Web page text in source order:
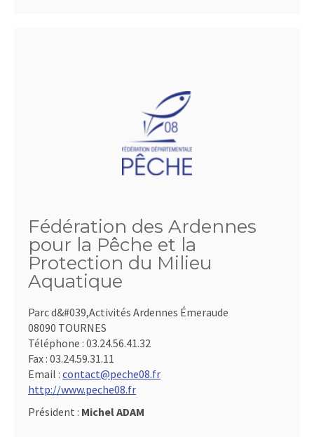
Fédération des Ardennes
pour la Pêche et la
Protection du Milieu
Aquatique
Parc d&#039,Activités Ardennes Émeraude
08090 TOURNES
Téléphone : 03.24.56.41.32
Fax : 03.24.59.31.11
Email : contact@peche08.fr
http://www.peche08.fr
Président : Michel ADAM